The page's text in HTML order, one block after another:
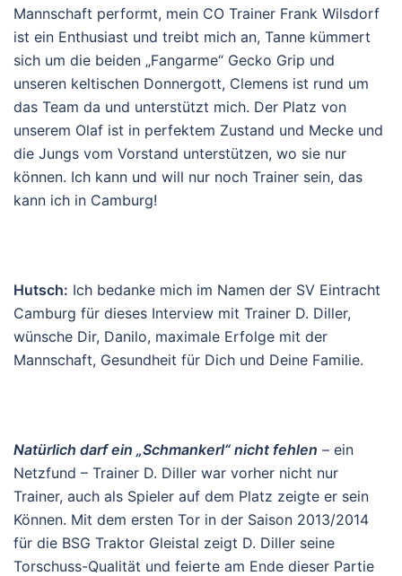
Mannschaft performt, mein CO Trainer Frank Wilsdorf
ist ein Enthusiast und treibt mich an, Tanne kümmert
sich um die beiden „Fangarme“ Gecko Grip und
unseren keltischen Donnergott, Clemens ist rund um
das Team da und unterstützt mich. Der Platz von
unserem Olaf ist in perfektem Zustand und Mecke und
die Jungs vom Vorstand unterstützen, wo sie nur
können. Ich kann und will nur noch Trainer sein, das
kann ich in Camburg!
Hutsch: Ich bedanke mich im Namen der SV Eintracht
Camburg für dieses Interview mit Trainer D. Diller,
wünsche Dir, Danilo, maximale Erfolge mit der
Mannschaft, Gesundheit für Dich und Deine Familie.
Natürlich darf ein „Schmankerl“ nicht fehlen – ein
Netzfund – Trainer D. Diller war vorher nicht nur
Trainer, auch als Spieler auf dem Platz zeigte er sein
Können. Mit dem ersten Tor in der Saison 2013/2014
für die BSG Traktor Gleistal zeigt D. Diller seine
Torschuss-Qualität und feierte am Ende dieser Partie